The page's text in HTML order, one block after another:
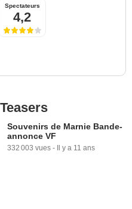
Spectateurs
4,2
Souvenirs de Marnie Bande-
annonce VF
332 003 vues - Il y a 11 ans